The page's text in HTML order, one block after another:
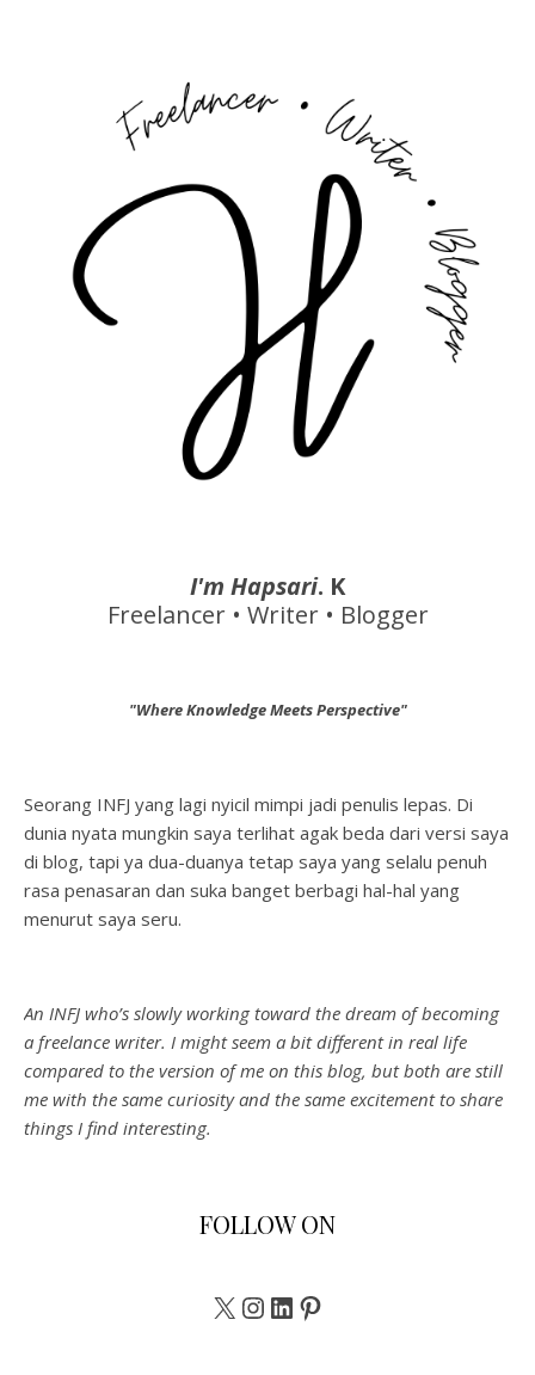
I'm Hapsari. K
Freelancer • Writer • Blogger
"Where Knowledge Meets Perspective"
Seorang INFJ yang lagi nyicil mimpi jadi penulis lepas. Di
dunia nyata mungkin saya terlihat agak beda dari versi saya
di blog, tapi ya dua-duanya tetap saya yang selalu penuh
rasa penasaran dan suka banget berbagi hal-hal yang
menurut saya seru.
An INFJ who’s slowly working toward the dream of becoming
a freelance writer. I might seem a bit different in real life
compared to the version of me on this blog, but both are still
me with the same curiosity and the same excitement to share
things I find interesting.
FOLLOW ON
X Instagram
LinkedInPinterest